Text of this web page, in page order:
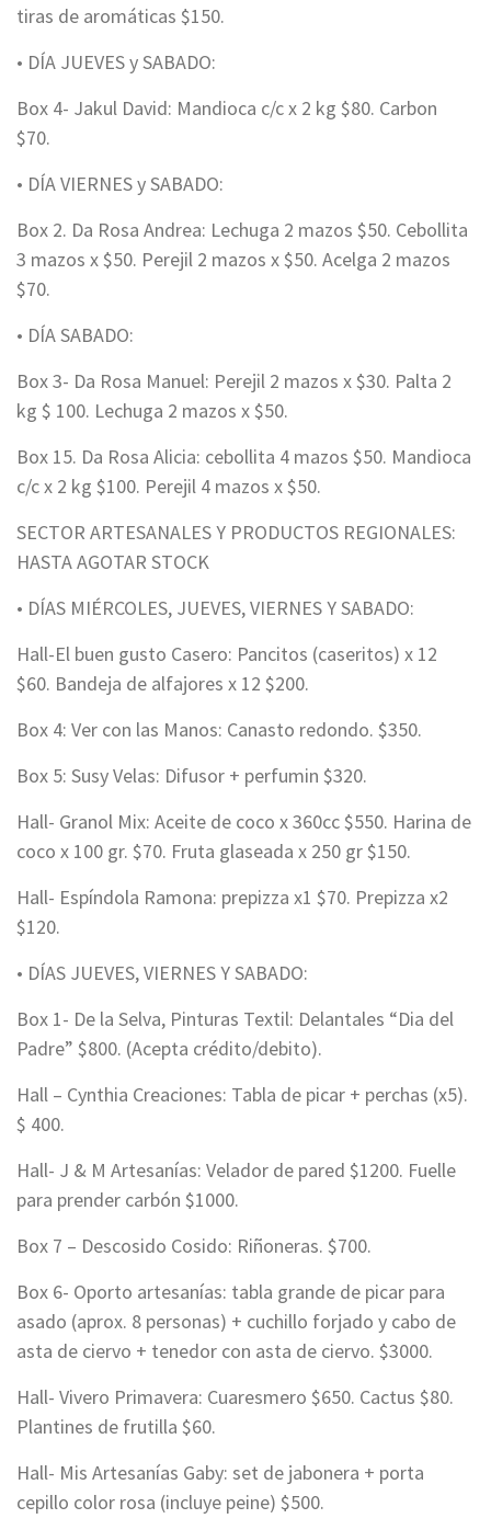
tiras de aromáticas $150.
• DÍA JUEVES y SABADO:
Box 4- Jakul David: Mandioca c/c x 2 kg $80. Carbon
$70.
• DÍA VIERNES y SABADO:
Box 2. Da Rosa Andrea: Lechuga 2 mazos $50. Cebollita
3 mazos x $50. Perejil 2 mazos x $50. Acelga 2 mazos
$70.
• DÍA SABADO:
Box 3- Da Rosa Manuel: Perejil 2 mazos x $30. Palta 2
kg $ 100. Lechuga 2 mazos x $50.
Box 15. Da Rosa Alicia: cebollita 4 mazos $50. Mandioca
c/c x 2 kg $100. Perejil 4 mazos x $50.
SECTOR ARTESANALES Y PRODUCTOS REGIONALES:
HASTA AGOTAR STOCK
• DÍAS MIÉRCOLES, JUEVES, VIERNES Y SABADO:
Hall-El buen gusto Casero: Pancitos (caseritos) x 12
$60. Bandeja de alfajores x 12 $200.
Box 4: Ver con las Manos: Canasto redondo. $350.
Box 5: Susy Velas: Difusor + perfumin $320.
Hall- Granol Mix: Aceite de coco x 360cc $550. Harina de
coco x 100 gr. $70. Fruta glaseada x 250 gr $150.
Hall- Espíndola Ramona: prepizza x1 $70. Prepizza x2
$120.
• DÍAS JUEVES, VIERNES Y SABADO:
Box 1- De la Selva, Pinturas Textil: Delantales “Dia del
Padre” $800. (Acepta crédito/debito).
Hall – Cynthia Creaciones: Tabla de picar + perchas (x5).
$ 400.
Hall- J & M Artesanías: Velador de pared $1200. Fuelle
para prender carbón $1000.
Box 7 – Descosido Cosido: Riñoneras. $700.
Box 6- Oporto artesanías: tabla grande de picar para
asado (aprox. 8 personas) + cuchillo forjado y cabo de
asta de ciervo + tenedor con asta de ciervo. $3000.
Hall- Vivero Primavera: Cuaresmero $650. Cactus $80.
Plantines de frutilla $60.
Hall- Mis Artesanías Gaby: set de jabonera + porta
cepillo color rosa (incluye peine) $500.